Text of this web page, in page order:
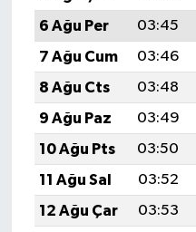
6 Ağu Per
03:45
7 Ağu Cum
03:46
8 Ağu Cts
03:48
9 Ağu Paz
03:49
10 Ağu Pts
03:50
11 Ağu Sal
03:52
12 Ağu Çar
03:53